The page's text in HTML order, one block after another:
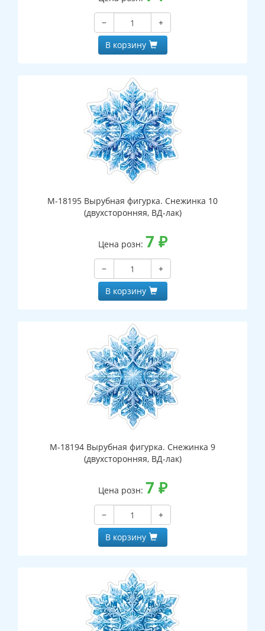
−
+
В корзину
М-18195 Вырубная фигурка. Снежинка 10
(двухсторонняя, ВД-лак)
Цена розн: 7 ₽
−
+
В корзину
М-18194 Вырубная фигурка. Снежинка 9
(двухсторонняя, ВД-лак)
Цена розн: 7 ₽
−
+
В корзину